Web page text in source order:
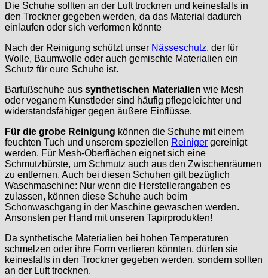
Die Schuhe sollten an der Luft trocknen und keinesfalls in
den Trockner gegeben werden, da das Material dadurch
einlaufen oder sich verformen könnte
Nach der Reinigung schützt unser Nässeschutz, der für
Wolle, Baumwolle oder auch gemischte Materialien ein
Schutz für eure Schuhe ist.
Barfußschuhe aus synthetischen Materialien wie Mesh
oder veganem Kunstleder sind häufig pflegeleichter und
widerstandsfähiger gegen äußere Einflüsse.
Für die grobe Reinigung können die Schuhe mit einem
feuchten Tuch und unserem speziellen Reiniger gereinigt
werden. Für Mesh-Oberflächen eignet sich eine
Schmutzbürste, um Schmutz auch aus den Zwischenräumen
zu entfernen. Auch bei diesen Schuhen gilt bezüglich
Waschmaschine: Nur wenn die Herstellerangaben es
zulassen, können diese Schuhe auch beim
Schonwaschgang in der Maschine gewaschen werden.
Ansonsten per Hand mit unseren Tapirprodukten!
Da synthetische Materialien bei hohen Temperaturen
schmelzen oder ihre Form verlieren könnten, dürfen sie
keinesfalls in den Trockner gegeben werden, sondern sollten
an der Luft trocknen.